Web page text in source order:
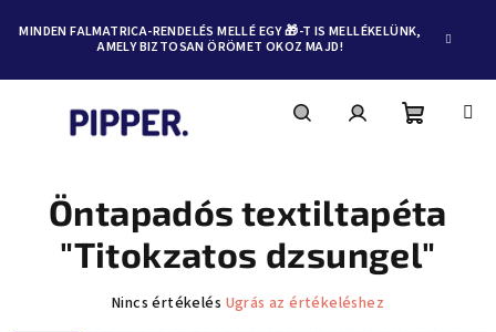
tartalomhoz
MINDEN FALMATRICA-RENDELÉS MELLÉ EGY 🎁-T IS MELLÉKELÜNK,
AMELY BIZTOSAN ÖRÖMET OKOZ MAJD!
Öntapadós textiltapéta
"Titokzatos dzsungel"
A
Nincs értékelés Ugrás az értékeléshez